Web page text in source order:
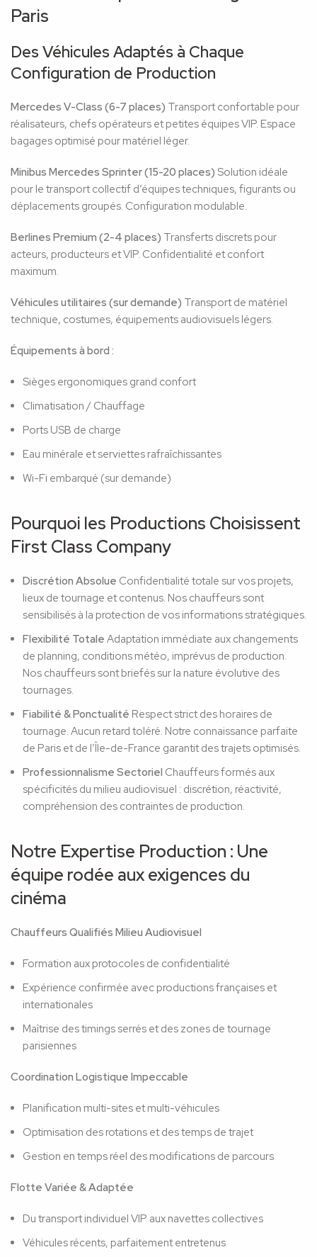
Paris
Des Véhicules Adaptés à Chaque
Configuration de Production
Mercedes V-Class (6-7 places) Transport confortable pour
réalisateurs, chefs opérateurs et petites équipes VIP. Espace
bagages optimisé pour matériel léger.
Minibus Mercedes Sprinter (15-20 places) Solution idéale
pour le transport collectif d’équipes techniques, figurants ou
déplacements groupés. Configuration modulable.
Berlines Premium (2-4 places) Transferts discrets pour
acteurs, producteurs et VIP. Confidentialité et confort
maximum.
Véhicules utilitaires (sur demande) Transport de matériel
technique, costumes, équipements audiovisuels légers.
Équipements à bord :
Sièges ergonomiques grand confort
Climatisation / Chauffage
Ports USB de charge
Eau minérale et serviettes rafraîchissantes
Wi-Fi embarqué (sur demande)
Pourquoi les Productions Choisissent
First Class Company
Discrétion Absolue Confidentialité totale sur vos projets,
lieux de tournage et contenus. Nos chauffeurs sont
sensibilisés à la protection de vos informations stratégiques.
Flexibilité Totale Adaptation immédiate aux changements
de planning, conditions météo, imprévus de production.
Nos chauffeurs sont briefés sur la nature évolutive des
tournages.
Fiabilité & Ponctualité Respect strict des horaires de
tournage. Aucun retard toléré. Notre connaissance parfaite
de Paris et de l’Île-de-France garantit des trajets optimisés.
Professionnalisme Sectoriel Chauffeurs formés aux
spécificités du milieu audiovisuel : discrétion, réactivité,
compréhension des contraintes de production.
Notre Expertise Production : Une
équipe rodée aux exigences du
cinéma
Chauffeurs Qualifiés Milieu Audiovisuel
Formation aux protocoles de confidentialité
Expérience confirmée avec productions françaises et
internationales
Maîtrise des timings serrés et des zones de tournage
parisiennes
Coordination Logistique Impeccable
Planification multi-sites et multi-véhicules
Optimisation des rotations et des temps de trajet
Gestion en temps réel des modifications de parcours
Flotte Variée & Adaptée
Du transport individuel VIP aux navettes collectives
Véhicules récents, parfaitement entretenus